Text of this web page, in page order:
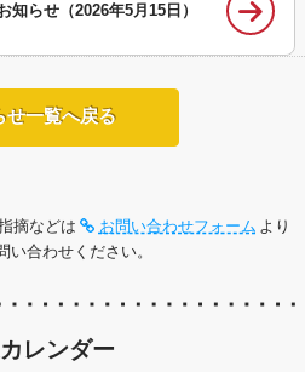
知らせ（2026年5月15日）
せ一覧へ戻る
摘などは お問い合わせフォーム より
い合わせください。
レンダー